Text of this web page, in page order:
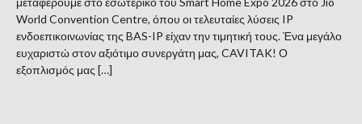
World Convention Centre, όπου οι τελευταίες λύσεις IP
ενδοεπικοινωνίας της BAS-IP είχαν την τιμητική τους. Ένα μεγάλο
ευχαριστώ στον αξιότιμο συνεργάτη μας, CAVITAK! Ο
εξοπλισμός μας […]